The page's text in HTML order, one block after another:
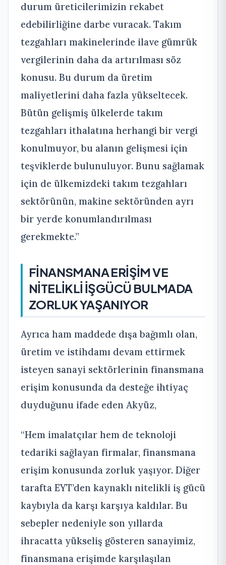
durum üreticilerimizin rekabet
edebilirliğine darbe vuracak. Takım
tezgahları makinelerinde ilave gümrük
vergilerinin daha da artırılması söz
konusu. Bu durum da üretim
maliyetlerini daha fazla yükseltecek.
Bütün gelişmiş ülkelerde takım
tezgahları ithalatına herhangi bir vergi
konulmuyor, bu alanın gelişmesi için
teşviklerde bulunuluyor. Bunu sağlamak
için de ülkemizdeki takım tezgahları
sektörünün, makine sektöründen ayrı
bir yerde konumlandırılması
gerekmekte.”
FİNANSMANA ERİŞİM VE
NİTELİKLİ İŞGÜCÜ BULMADA
ZORLUK YAŞANIYOR
Ayrıca ham maddede dışa bağımlı olan,
üretim ve istihdamı devam ettirmek
isteyen sanayi sektörlerinin finansmana
erişim konusunda da desteğe ihtiyaç
duyduğunu ifade eden Akyüz,
“Hem imalatçılar hem de teknoloji
tedariki sağlayan firmalar, finansmana
erişim konusunda zorluk yaşıyor. Diğer
tarafta EYT’den kaynaklı nitelikli iş gücü
kaybıyla da karşı karşıya kaldılar. Bu
sebepler nedeniyle son yıllarda
ihracatta yükseliş gösteren sanayimiz,
finansmana erişimde karşılaşılan